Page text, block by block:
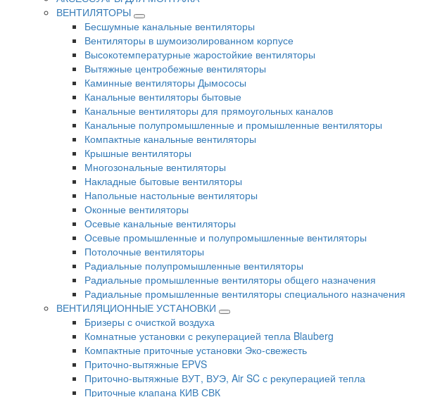
ВЕНТИЛЯТОРЫ
Бесшумные канальные вентиляторы
Вентиляторы в шумоизолированном корпусе
Высокотемпературные жаростойкие вентиляторы
Вытяжные центробежные вентиляторы
Каминные вентиляторы Дымососы
Канальные вентиляторы бытовые
Канальные вентиляторы для прямоугольных каналов
Канальные полупромышленные и промышленные вентиляторы
Компактные канальные вентиляторы
Крышные вентиляторы
Многозональные вентиляторы
Накладные бытовые вентиляторы
Напольные настольные вентиляторы
Оконные вентиляторы
Осевые канальные вентиляторы
Осевые промышленные и полупромышленные вентиляторы
Потолочные вентиляторы
Радиальные полупромышленные вентиляторы
Радиальные промышленные вентиляторы общего назначения
Радиальные промышленные вентиляторы специального назначения
ВЕНТИЛЯЦИОННЫЕ УСТАНОВКИ
Бризеры с очисткой воздуха
Комнатные установки с рекуперацией тепла Blauberg
Компактные приточные установки Эко-свежесть
Приточно-вытяжные EPVS
Приточно-вытяжные ВУТ, ВУЭ, Air SC с рекуперацией тепла
Приточные клапана КИВ СВК